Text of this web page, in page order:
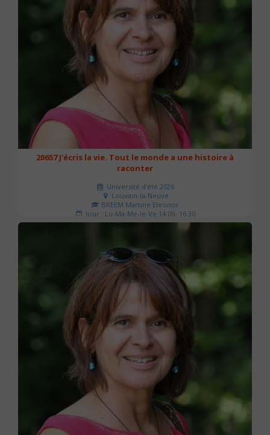
20657 J'écris la vie. Tout le monde a une histoire à
raconter
Université d'été 2026
Louvain-la-Neuve
BREEM Martine Eleonor
Jour : Lu-Ma-Me-Je-Ve 14:00- 16:30
Nombre de séances : 3